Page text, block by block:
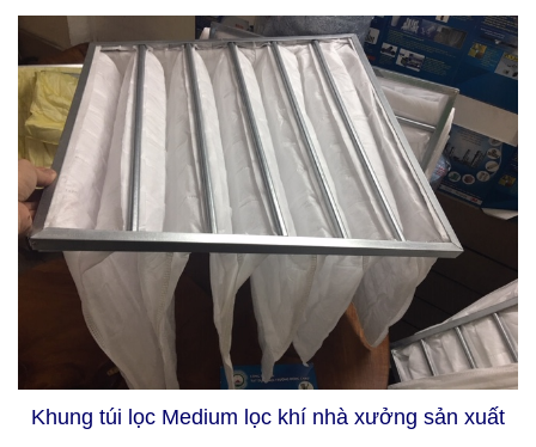
Khung túi lọc Medium lọc khí nhà xưởng sản xuất